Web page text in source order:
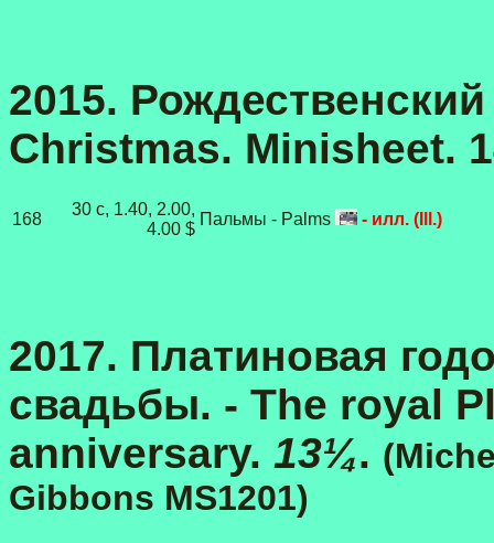
2015.
Christmas. Minisheet.
168
30 c, 1.40, 2.00,
4.00 $
Пальмы - Palms - илл. (Ill.)
2017. Платиновая
свадьбы. - The royal
anniversary. 13¼.
Gibbons MS1201)